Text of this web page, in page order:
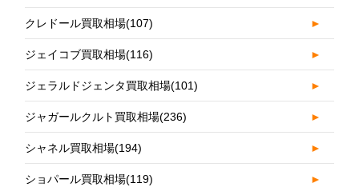
クレドール買取相場(107) ►
ジェイコブ買取相場(116) ►
ジェラルドジェンタ買取相場(101) ►
ジャガールクルト買取相場(236) ►
シャネル買取相場(194) ►
ショパール買取相場(119) ►